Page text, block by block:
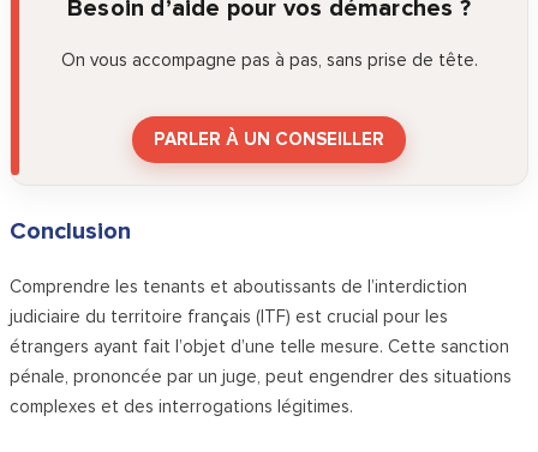
Besoin d’aide pour vos démarches ?
On vous accompagne pas à pas, sans prise de tête.
PARLER À UN CONSEILLER
Conclusion
Comprendre les tenants et aboutissants de l’interdiction
judiciaire du territoire français (ITF) est crucial pour les
étrangers ayant fait l’objet d’une telle mesure. Cette sanction
pénale, prononcée par un juge, peut engendrer des situations
complexes et des interrogations légitimes.